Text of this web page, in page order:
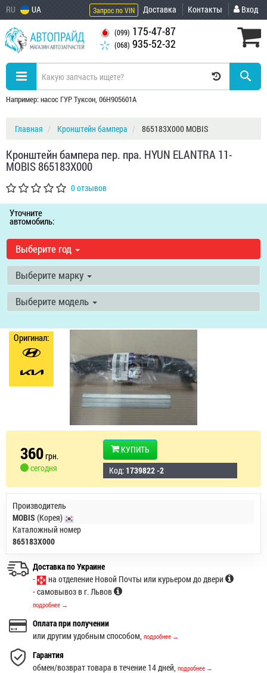
RU UA Запрос по VIN Доставка Контакты Вход
(099) 175-47-87
(068) 935-52-32
Например: насос ГУР Туксон, 06H905601A
Главная Кронштейн бампера 865183X000 MOBIS
Кронштейн бампера пер. пра. HYUN ELANTRA 11-
MOBIS 865183X000
0 отзывов
Уточните
автомобиль:
Выберите год
Выберите марку
Выберите модель
Оригинал:
360грн.
сегодня
КУПИТЬ
Код: 1739822 -2
Производитель
MOBIS (Корея)
Каталожный номер
865183X000
Доставка по Украине
-
на отделение Новой Почты или курьером до двери
- самовывоз в г. Львов
подробнее →
Оплата при получении
или другим удобным способом, подробнее →
Гарантия
обмен/возврат товара в течение 14 дней, подробнее →